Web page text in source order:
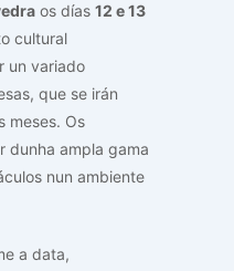
os días 12 e 13
cultural
un variado
que se irán
meses. Os
dunha ampla gama
nun ambiente
a data,